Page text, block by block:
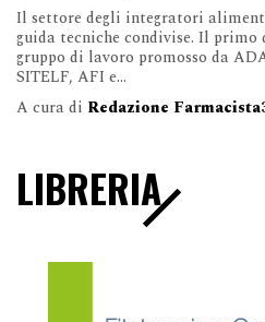
Il settore degli integratori
guida tecniche condivise. Il primo
gruppo di lavoro promosso da
SITELF, AFI e...
A cura di Redazione
LIBRERIA